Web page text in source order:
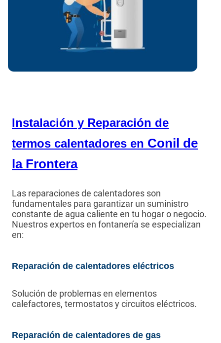
Instalación y Reparación de
termos calentadores en Conil de
la Frontera
Las reparaciones de calentadores son
fundamentales para garantizar un suministro
constante de agua caliente en tu hogar o negocio.
Nuestros expertos en fontanería se especializan
en:
Reparación de calentadores eléctricos
Solución de problemas en elementos
calefactores, termostatos y circuitos eléctricos.
Reparación de calentadores de gas